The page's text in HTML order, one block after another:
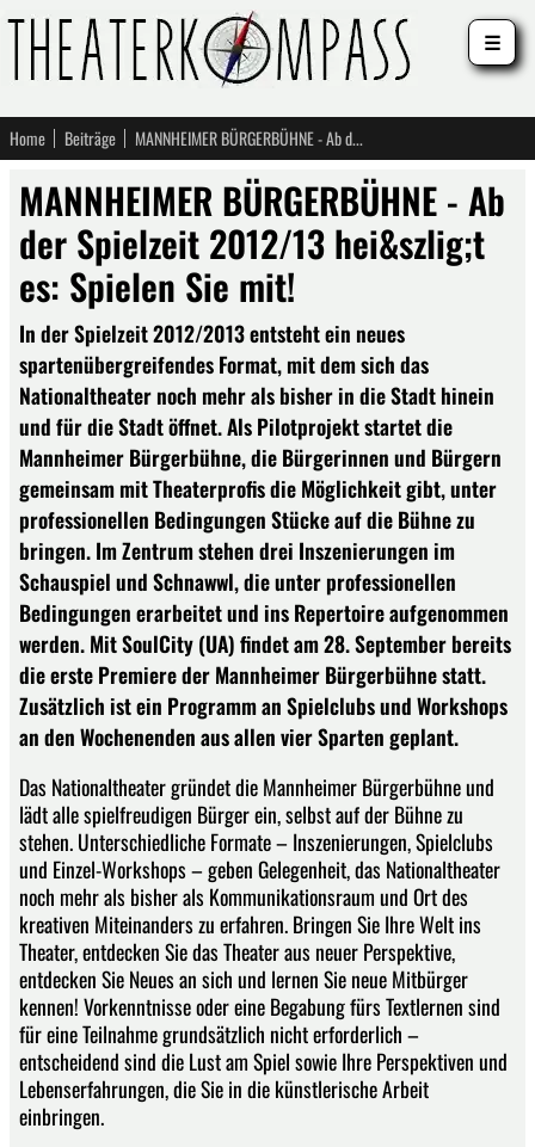
Home Beiträge MANNHEIMER BÜRGERBÜHNE - Ab der Spielzeit 2012/13 hei&szlig;t es: Spielen Sie mit!
MANNHEIMER BÜRGERBÜHNE - Ab
der Spielzeit 2012/13 hei&szlig;t
es: Spielen Sie mit!
In der Spielzeit 2012/2013 entsteht ein neues
spartenübergreifendes Format, mit dem sich das
Nationaltheater noch mehr als bisher in die Stadt hinein
und für die Stadt öffnet. Als Pilotprojekt startet die
Mannheimer Bürgerbühne, die Bürgerinnen und Bürgern
gemeinsam mit Theaterprofis die Möglichkeit gibt, unter
professionellen Bedingungen Stücke auf die Bühne zu
bringen. Im Zentrum stehen drei Inszenierungen im
Schauspiel und Schnawwl, die unter professionellen
Bedingungen erarbeitet und ins Repertoire aufgenommen
werden. Mit SoulCity (UA) findet am 28. September bereits
die erste Premiere der Mannheimer Bürgerbühne statt.
Zusätzlich ist ein Programm an Spielclubs und Workshops
an den Wochenenden aus allen vier Sparten geplant.
Das Nationaltheater gründet die Mannheimer Bürgerbühne und
lädt alle spielfreudigen Bürger ein, selbst auf der Bühne zu
stehen. Unterschiedliche Formate – Inszenierungen, Spielclubs
und Einzel-Workshops – geben Gelegenheit, das Nationaltheater
noch mehr als bisher als Kommunikationsraum und Ort des
kreativen Miteinanders zu erfahren. Bringen Sie Ihre Welt ins
Theater, entdecken Sie das Theater aus neuer Perspektive,
entdecken Sie Neues an sich und lernen Sie neue Mitbürger
kennen! Vorkenntnisse oder eine Begabung fürs Textlernen sind
für eine Teilnahme grundsätzlich nicht erforderlich –
entscheidend sind die Lust am Spiel sowie Ihre Perspektiven und
Lebenserfahrungen, die Sie in die künstlerische Arbeit
einbringen.
☰